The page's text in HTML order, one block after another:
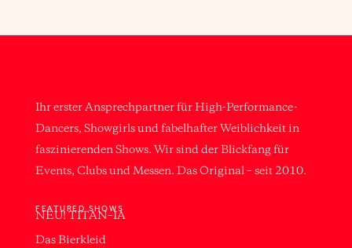
Ihr erster Ansprechpartner für High-Performance-
Dancers, Showgirls und fabelhafter Weiblichkeit in
faszinierenden Shows. Wir sind der Blickfang für
Events, Clubs und Messen. Das Original – seit 2010.
FEATURED SHOWS
NEU! TITAN–IA
Das Bierkleid